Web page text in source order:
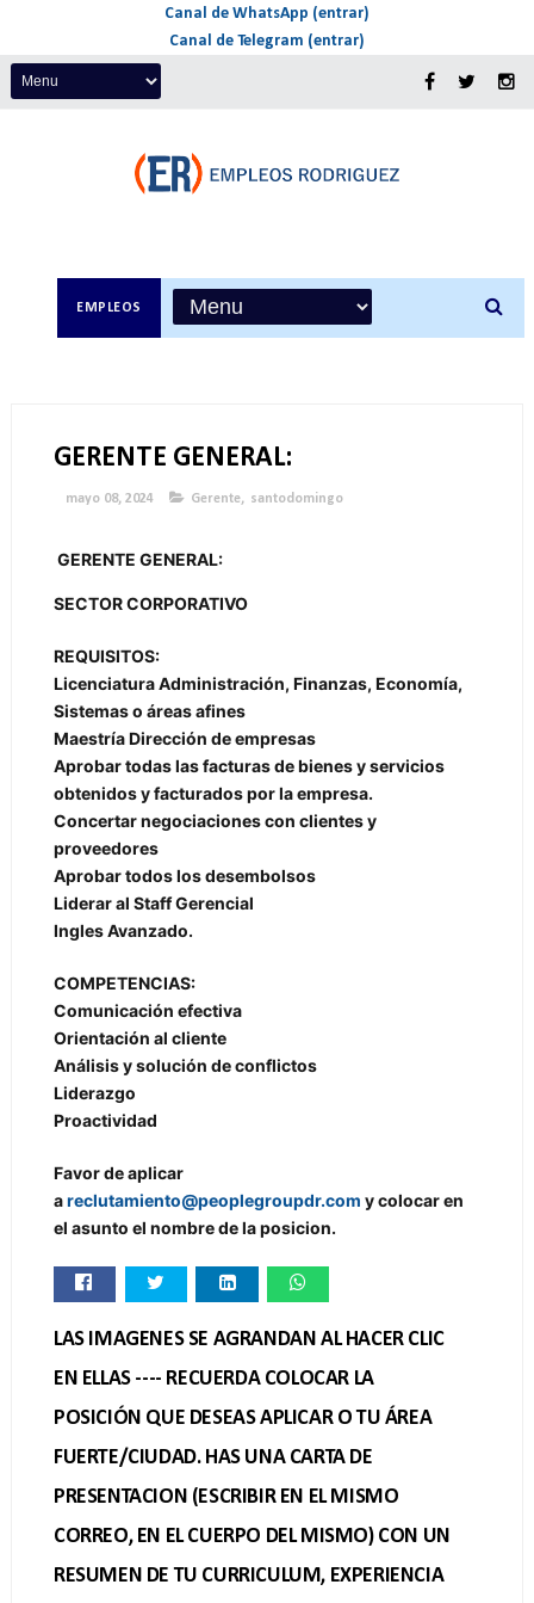
Canal de WhatsApp (entrar)
Canal de Telegram (entrar)
EMPLEOS
GERENTE GENERAL:
mayo 08, 2024 Gerente, santodomingo
GERENTE GENERAL:
SECTOR CORPORATIVO
REQUISITOS:
Licenciatura Administración, Finanzas, Economía,
Sistemas o áreas afines
Maestría Dirección de empresas
Aprobar todas las facturas de bienes y servicios
obtenidos y facturados por la empresa.
Concertar negociaciones con clientes y
proveedores
Aprobar todos los desembolsos
Liderar al Staff Gerencial
Ingles Avanzado.
COMPETENCIAS:
Comunicación efectiva
Orientación al cliente
Análisis y solución de conflictos
Liderazgo
Proactividad
Favor de aplicar
areclutamiento@peoplegroupdr.com y colocar en
el asunto el nombre de la posicion.
LAS IMAGENES SE AGRANDAN AL HACER CLIC
EN ELLAS ---- RECUERDA COLOCAR LA
POSICIÓN QUE DESEAS APLICAR O TU ÁREA
FUERTE/CIUDAD. HAS UNA CARTA DE
PRESENTACION (ESCRIBIR EN EL MISMO
CORREO, EN EL CUERPO DEL MISMO) CON UN
RESUMEN DE TU CURRICULUM, EXPERIENCIA